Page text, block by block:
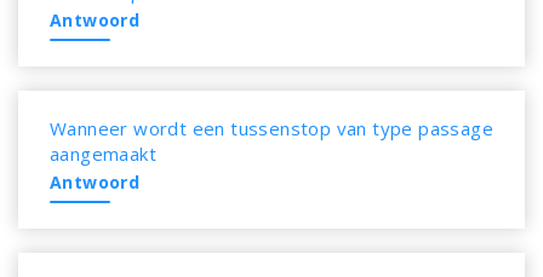
Antwoord
Wanneer wordt een tussenstop van type passage
aangemaakt
Antwoord